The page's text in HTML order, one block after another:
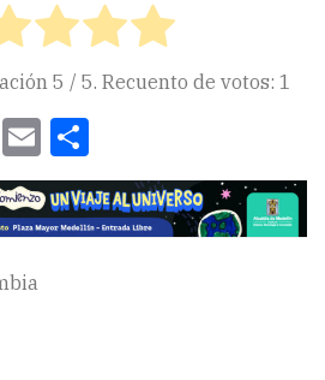
5 / 5. Recuento de votos: 1
Twitter
Email